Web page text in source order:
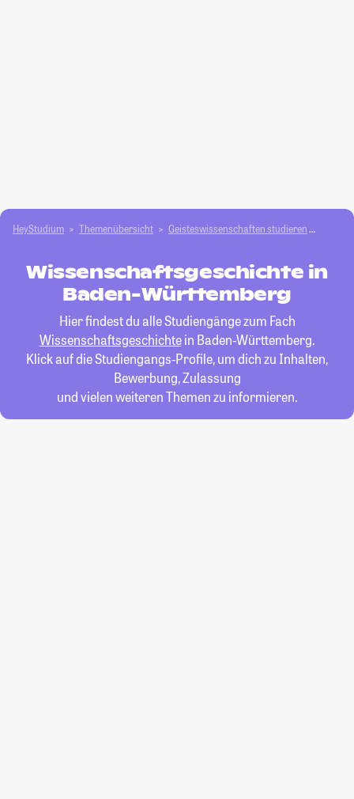
HeyStudium Themenübersicht Geisteswissenschaften studieren
Wissenschaftsgeschichte in
Baden-Württemberg
Hier findest du alle Studiengänge zum Fach
Wissenschaftsgeschichtein Baden-Württemberg.
Klick auf die Studiengangs-Profile, um dich zu Inhalten,
Bewerbung, Zulassung
und vielen weiteren Themen zu informieren.